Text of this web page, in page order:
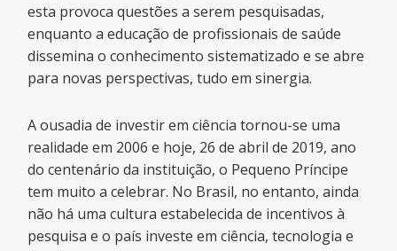
esta provoca questões a serem pesquisadas,
enquanto a educação de profissionais de saúde
dissemina o conhecimento sistematizado e se abre
para novas perspectivas, tudo em sinergia.
A ousadia de investir em ciência tornou-se uma
realidade em 2006 e hoje, 26 de abril de 2019, ano
do centenário da instituição, o Pequeno Príncipe
tem muito a celebrar. No Brasil, no entanto, ainda
não há uma cultura estabelecida de incentivos à
pesquisa e o país investe em ciência, tecnologia e